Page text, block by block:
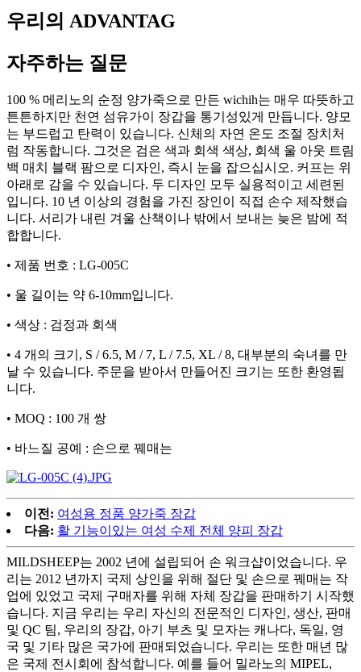
우리의 ADVANTAG
자주하는 질문
100 % 메리노의 순정 양가죽으로 만든 wichih는 매우 따뜻하고
튼튼하지만 천연 섬유가이 장갑을 통기성있게 만듭니다. 양모
는 부드럽고 탄력이 있습니다. 신체의 자연 온도 조절 장치처
럼 작동합니다. 그것은 검은 색과 회색 색상, 회색 울 아웃 트림
백 매치 블랙 팜으로 디자인, 즉시 눈을 잡으십시오. 커프는 위
아래로 감을 수 있습니다. 두 디자인 모두 실용적이고 세련된
입니다. 10 년 이상의 경험을 가진 장인이 직접 손수 제작했습
니다. 서리가 내린 겨울 산책이나 밖에서 보내는 늦은 밤에 적
합합니다.
• 제품 번호 : LG-005C
• 울 길이는 약 6-10mm입니다.
• 색상 : 검정과 회색
• 4 개의 크기, S / 6.5, M / 7, L / 7.5, XL / 8, 대부분의 숙녀를 만
날 수 있습니다. 주문을 받아서 만들어진 크기는 또한 환영됩
니다.
• MOQ : 100 개 쌍
• 바느질 공예 : 손으로 꿰매는
이전: 여성용 정품 양가죽 장갑
다음: 활 기능이있는 여성 수제 전체 양피 장갑
MILDSHEEP는 2002 년에 설립되어 손 워크샵이었습니다. 우
리는 2012 년까지 국제 상인을 위해 절단 및 손으로 꿰매는 작
업에 있었고 국제 구매자를 위해 자체 장갑을 판매하기 시작했
습니다. 지금 우리는 우리 자신의 전문적인 디자인, 생산, 판매
및 QC 팀, 우리의 장갑, 아기 부츠 및 모자는 캐나다, 독일, 영
국 및 기타 많은 국가에 판매되었습니다. 우리는 또한 매년 많
은 국제 전시회에 참석합니다. 예를 들어 밀라노의 MIPEL,